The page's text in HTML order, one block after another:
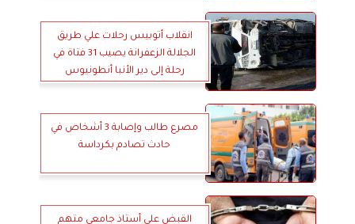
انقلاب أتوبيس رحلات علي طريق
الجلالة الزعفرانة يصيب 31 فتاة في
رحلة إلى دير الأنبا أنطونيوس
مصرع طالب وإصابة 3 أشخاص في
حادث تصادم بكرداسة
القبض علي أستاذ جامعي متهم